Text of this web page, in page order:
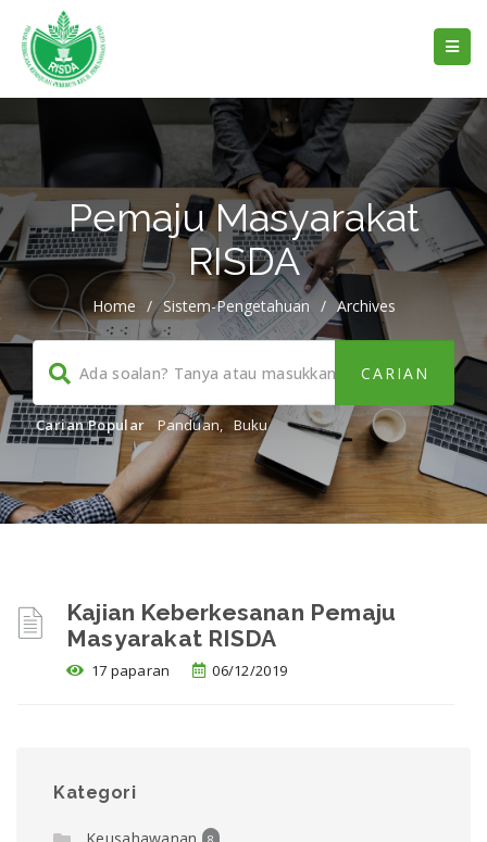
Pemaju Masyarakat
RISDA
Home / Sistem-Pengetahuan / Archives
Carian Popular Panduan, Buku
Kajian Keberkesanan Pemaju
Masyarakat RISDA
17 paparan 06/12/2019
Kategori